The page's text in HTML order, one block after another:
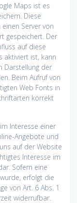
Maps ist es
Diese
Server von
gespeichert. Der
auf diese
aktiviert ist, kann
Darstellung der
Beim Aufruf von
Web Fonts in
korrekt
Interesse einer
Angebote und
auf der Website
Interesse im
Sofern eine
erfolgt die
von Art. 6 Abs. 1
widerrufbar.